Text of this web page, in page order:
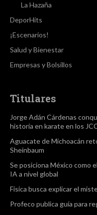
La Hazaña
DeporHits
¡Escenarios!
Salud y Bienestar
Empresas y Bolsillos
Titulares
Jorge Adán Cárdenas
historia en karate en los
Aguacate de Michoacán
Sheinbaum
Se posiciona México como
IA a nivel global
Física busca explicar el
Profeco publica guía para